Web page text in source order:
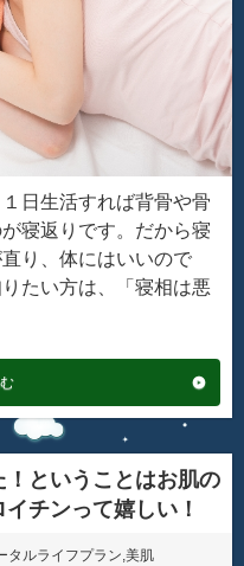
日生活すれば背骨や骨
寝返りです。だから寝
り、体にはいいので
たい方は、「寝相は悪
ということはお肌の
チンって嬉しい！
タルライフプラン,美肌